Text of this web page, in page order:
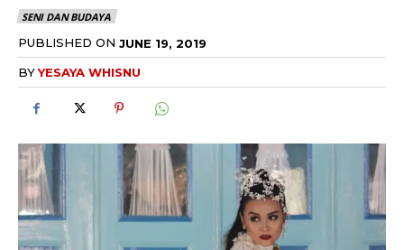
SENI DAN BUDAYA
PUBLISHED ON JUNE 19, 2019
BYYESAYA WHISNU